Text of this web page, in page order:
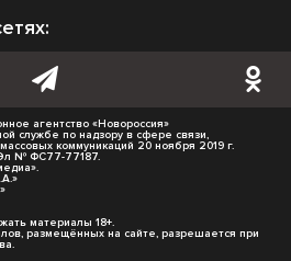
агентство «Новороссия»
службе по надзору в сфере связи,
коммуникаций 20 ноября 2019 г.
Эл № ФС77-77187.
материалы 18+.
размещённых на сайте, разрешается при